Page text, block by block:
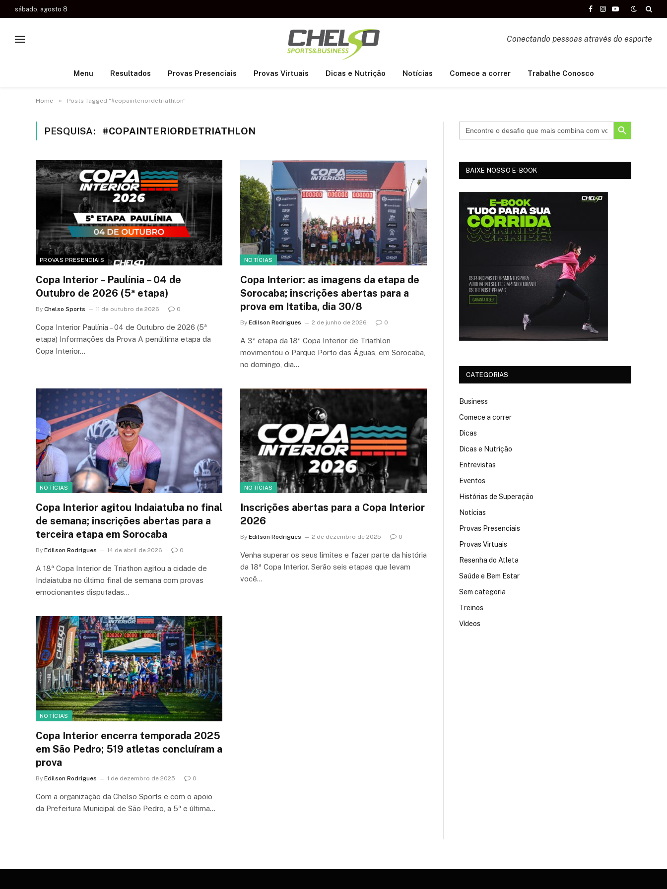
sábado, agosto 8
Facebook
Instagram
YouTube
Conectando pessoas através do esporte
Menu Resultados Provas Presenciais Provas Virtuais Dicas e Nutrição Notícias Comece a correr Trabalhe Conosco
Home » Posts Tagged "#copainteriordetriathlon"
PESQUISA: #COPAINTERIORDETRIATHLON
PROVAS PRESENCIAIS
Copa Interior – Paulínia – 04 de
Outubro de 2026 (5ª etapa)
By Chelso Sports 11 de outubro de 2026 0
Copa Interior Paulínia – 04 de Outubro de 2026 (5ª
etapa) Informações da Prova A penúltima etapa da
Copa Interior…
NOTÍCIAS
Copa Interior: as imagens da etapa de
Sorocaba; inscrições abertas para a
prova em Itatiba, dia 30/8
By Edilson Rodrigues 2 de junho de 2026 0
A 3ª etapa da 18ª Copa Interior de Triathlon
movimentou o Parque Porto das Águas, em Sorocaba,
no domingo, dia…
NOTÍCIAS
Copa Interior agitou Indaiatuba no final
de semana; inscrições abertas para a
terceira etapa em Sorocaba
By Edilson Rodrigues 14 de abril de 2026 0
A 18ª Copa Interior de Triathon agitou a cidade de
Indaiatuba no último final de semana com provas
emocionantes disputadas…
NOTÍCIAS
Inscrições abertas para a Copa Interior
2026
By Edilson Rodrigues 2 de dezembro de 2025 0
Venha superar os seus limites e fazer parte da história
da 18ª Copa Interior. Serão seis etapas que levam
você…
NOTÍCIAS
Copa Interior encerra temporada 2025
em São Pedro; 519 atletas concluíram a
prova
By Edilson Rodrigues 1 de dezembro de 2025 0
Com a organização da Chelso Sports e com o apoio
da Prefeitura Municipal de São Pedro, a 5ª e última…
SEARCH BUTTON
BAIXE NOSSO E-BOOK
CATEGORIAS
Business
Comece a correr
Dicas
Dicas e Nutrição
Entrevistas
Eventos
Histórias de Superação
Notícias
Provas Presenciais
Provas Virtuais
Resenha do Atleta
Saúde e Bem Estar
Sem categoria
Treinos
Vídeos